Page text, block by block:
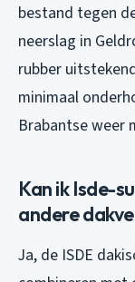
bestand tegen
neerslag in
rubber
minimaal
Brabantse weer
Kan ik Isde-
andere
Ja, de ISDE